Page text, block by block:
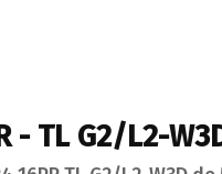
- TL G2/L2-